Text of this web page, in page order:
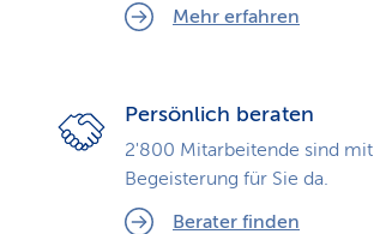
Mehr erfahren
Persönlich beraten
2'800 Mitarbeitende sind mit
Begeisterung für Sie da.
Berater finden